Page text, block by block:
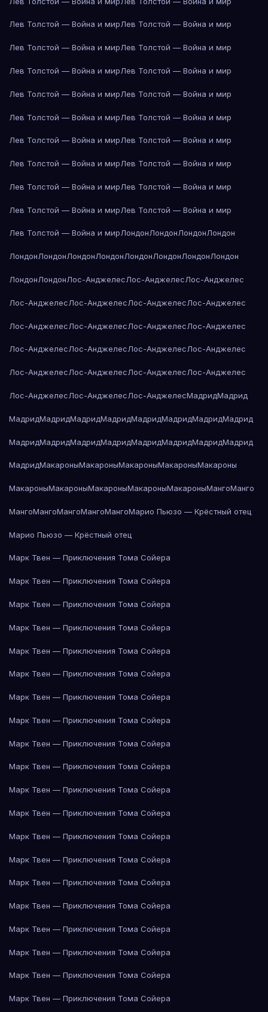
Лев Толстой — Война и мирЛев Толстой — Война и мир
Лев Толстой — Война и мирЛев Толстой — Война и мир
Лев Толстой — Война и мирЛев Толстой — Война и мир
Лев Толстой — Война и мирЛев Толстой — Война и мир
Лев Толстой — Война и мирЛев Толстой — Война и мир
Лев Толстой — Война и мирЛев Толстой — Война и мир
Лев Толстой — Война и мирЛев Толстой — Война и мир
Лев Толстой — Война и мирЛев Толстой — Война и мир
Лев Толстой — Война и мирЛев Толстой — Война и мир
Лев Толстой — Война и мирЛондонЛондонЛондонЛондон
ЛондонЛондонЛондонЛондонЛондонЛондонЛондонЛондон
ЛондонЛондонЛос-АнджелесЛос-АнджелесЛос-Анджелес
Лос-АнджелесЛос-АнджелесЛос-АнджелесЛос-Анджелес
Лос-АнджелесЛос-АнджелесЛос-АнджелесЛос-Анджелес
Лос-АнджелесЛос-АнджелесЛос-АнджелесЛос-Анджелес
Лос-АнджелесЛос-АнджелесЛос-АнджелесЛос-Анджелес
Лос-АнджелесЛос-АнджелесЛос-АнджелесМадридМадрид
МадридМадридМадридМадридМадридМадридМадридМадрид
МадридМадридМадридМадридМадридМадридМадридМадрид
МадридМакароныМакароныМакароныМакароныМакароны
МакароныМакароныМакароныМакароныМакароныМангоМанго
МангоМангоМангоМангоМангоМарио Пьюзо — Крёстный отец
Марио Пьюзо — Крёстный отец
Марк Твен — Приключения Тома Сойера
Марк Твен — Приключения Тома Сойера
Марк Твен — Приключения Тома Сойера
Марк Твен — Приключения Тома Сойера
Марк Твен — Приключения Тома Сойера
Марк Твен — Приключения Тома Сойера
Марк Твен — Приключения Тома Сойера
Марк Твен — Приключения Тома Сойера
Марк Твен — Приключения Тома Сойера
Марк Твен — Приключения Тома Сойера
Марк Твен — Приключения Тома Сойера
Марк Твен — Приключения Тома Сойера
Марк Твен — Приключения Тома Сойера
Марк Твен — Приключения Тома Сойера
Марк Твен — Приключения Тома Сойера
Марк Твен — Приключения Тома Сойера
Марк Твен — Приключения Тома Сойера
Марк Твен — Приключения Тома Сойера
Марк Твен — Приключения Тома Сойера
Марк Твен — Приключения Тома Сойера